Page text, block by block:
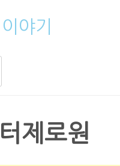
야기
제로원